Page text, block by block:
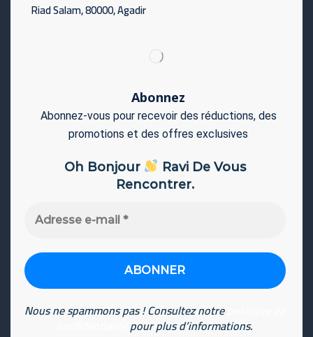
Riad Salam, 80000, Agadir
Abonnez
Abonnez-vous pour recevoir des réductions, des
promotions et des offres exclusives
Oh Bonjour
Ravi De Vous
Rencontrer.
Nous ne spammons pas ! Consultez notre
pour plus d’informations.